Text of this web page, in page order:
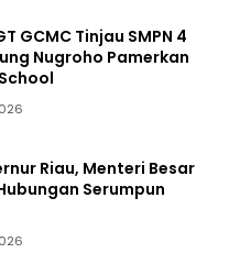
GCMC Tinjau SMPN 4
Nugroho Pamerkan
Riau, Menteri Besar
Serumpun